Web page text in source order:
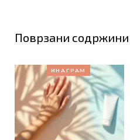
Поврзани содржини
ИНАГРАМ